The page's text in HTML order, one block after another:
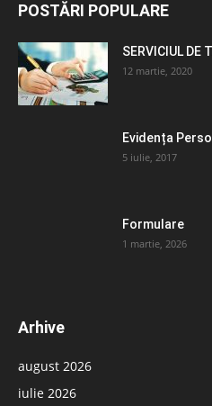
POSTĂRI POPULARE
SERVICIUL DE
12 martie, 2020
Evidența
5 iulie, 2017
Formulare
1 martie, 2026
Arhive
august 2026
iulie 2026